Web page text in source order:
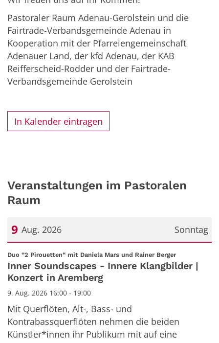
Pastoraler Raum Adenau-Gerolstein und die
Fairtrade-Verbandsgemeinde Adenau in
Kooperation mit der Pfarreiengemeinschaft
Adenauer Land, der kfd Adenau, der KAB
Reifferscheid-Rodder und der Fairtrade-
Verbandsgemeinde Gerolstein
In Kalender eintragen
Veranstaltungen im Pastoralen
Raum
Sonntag
9 Aug. 2026
Datum: 9. August 2026
Duo “2 Pirouetten“ mit Daniela Mars und Rainer Berger:
Inner Soundscapes - Innere Klangbilder |
Konzert in Aremberg
9. Aug. 2026 16:00 - 19:00
Mit Querflöten, Alt-, Bass- und
Kontrabassquerflöten nehmen die beiden
Künstler*innen ihr Publikum mit auf eine